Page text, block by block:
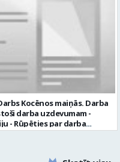
darba pienākumu
elektroniski uz info@vtu-
40003004220,
novads, personāla
2 nedēļu laikā pēc
ar pretendentiem, kuri tiks
lai konkursa kārtībā
VALMIERA” iekšējā datu
VALMIERA” personāla
lūdzam kandidātam
Summētais darba laiks
Kocēnos maiņās. Darba
darba uzdevumam -
- Rūpēties par darba